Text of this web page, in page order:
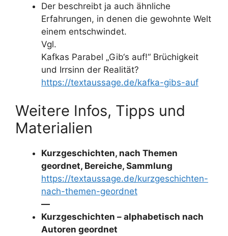
Der beschreibt ja auch ähnliche
Erfahrungen, in denen die gewohnte Welt
einem entschwindet.
Vgl.
Kafkas Parabel „Gib‘s auf!“ Brüchigkeit
und Irrsinn der Realität?
https://textaussage.de/kafka-gibs-auf
Weitere Infos, Tipps und
Materialien
Kurzgeschichten, nach Themen
geordnet, Bereiche, Sammlung
https://textaussage.de/kurzgeschichten-
nach-themen-geordnet
—
Kurzgeschichten – alphabetisch nach
Autoren geordnet